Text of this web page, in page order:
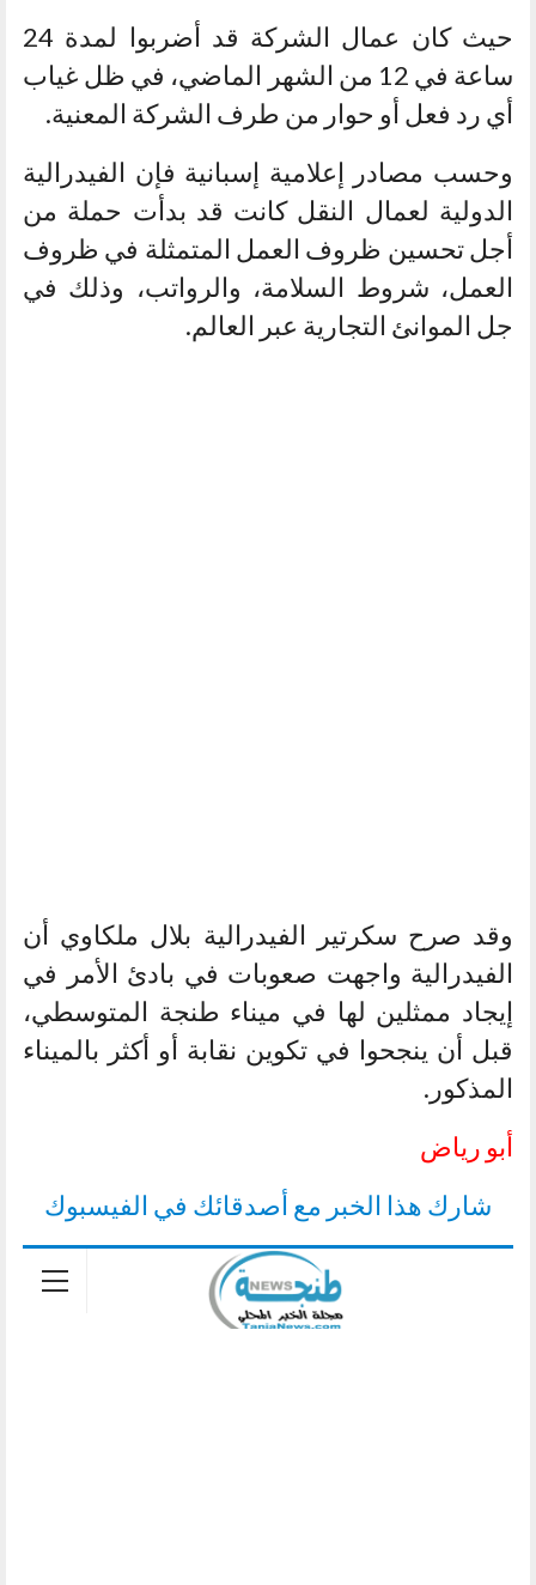
حيث كان عمال الشركة قد أضربوا لمدة 24
ساعة في 12 من الشهر الماضي، في ظل غياب
أي رد فعل أو حوار من طرف الشركة المعنية.
وحسب مصادر إعلامية إسبانية فإن الفيدرالية
الدولية لعمال النقل كانت قد بدأت حملة من
أجل تحسين ظروف العمل المتمثلة في ظروف
العمل، شروط السلامة، والرواتب، وذلك في
جل الموانئ التجارية عبر العالم.
وقد صرح سكرتير الفيدرالية بلال ملكاوي أن
الفيدرالية واجهت صعوبات في بادئ الأمر في
إيجاد ممثلين لها في ميناء طنجة المتوسطي،
قبل أن ينجحوا في تكوين نقابة أو أكثر بالميناء
المذكور.
أبو رياض
شارك هذا الخبر مع أصدقائك في الفيسبوك